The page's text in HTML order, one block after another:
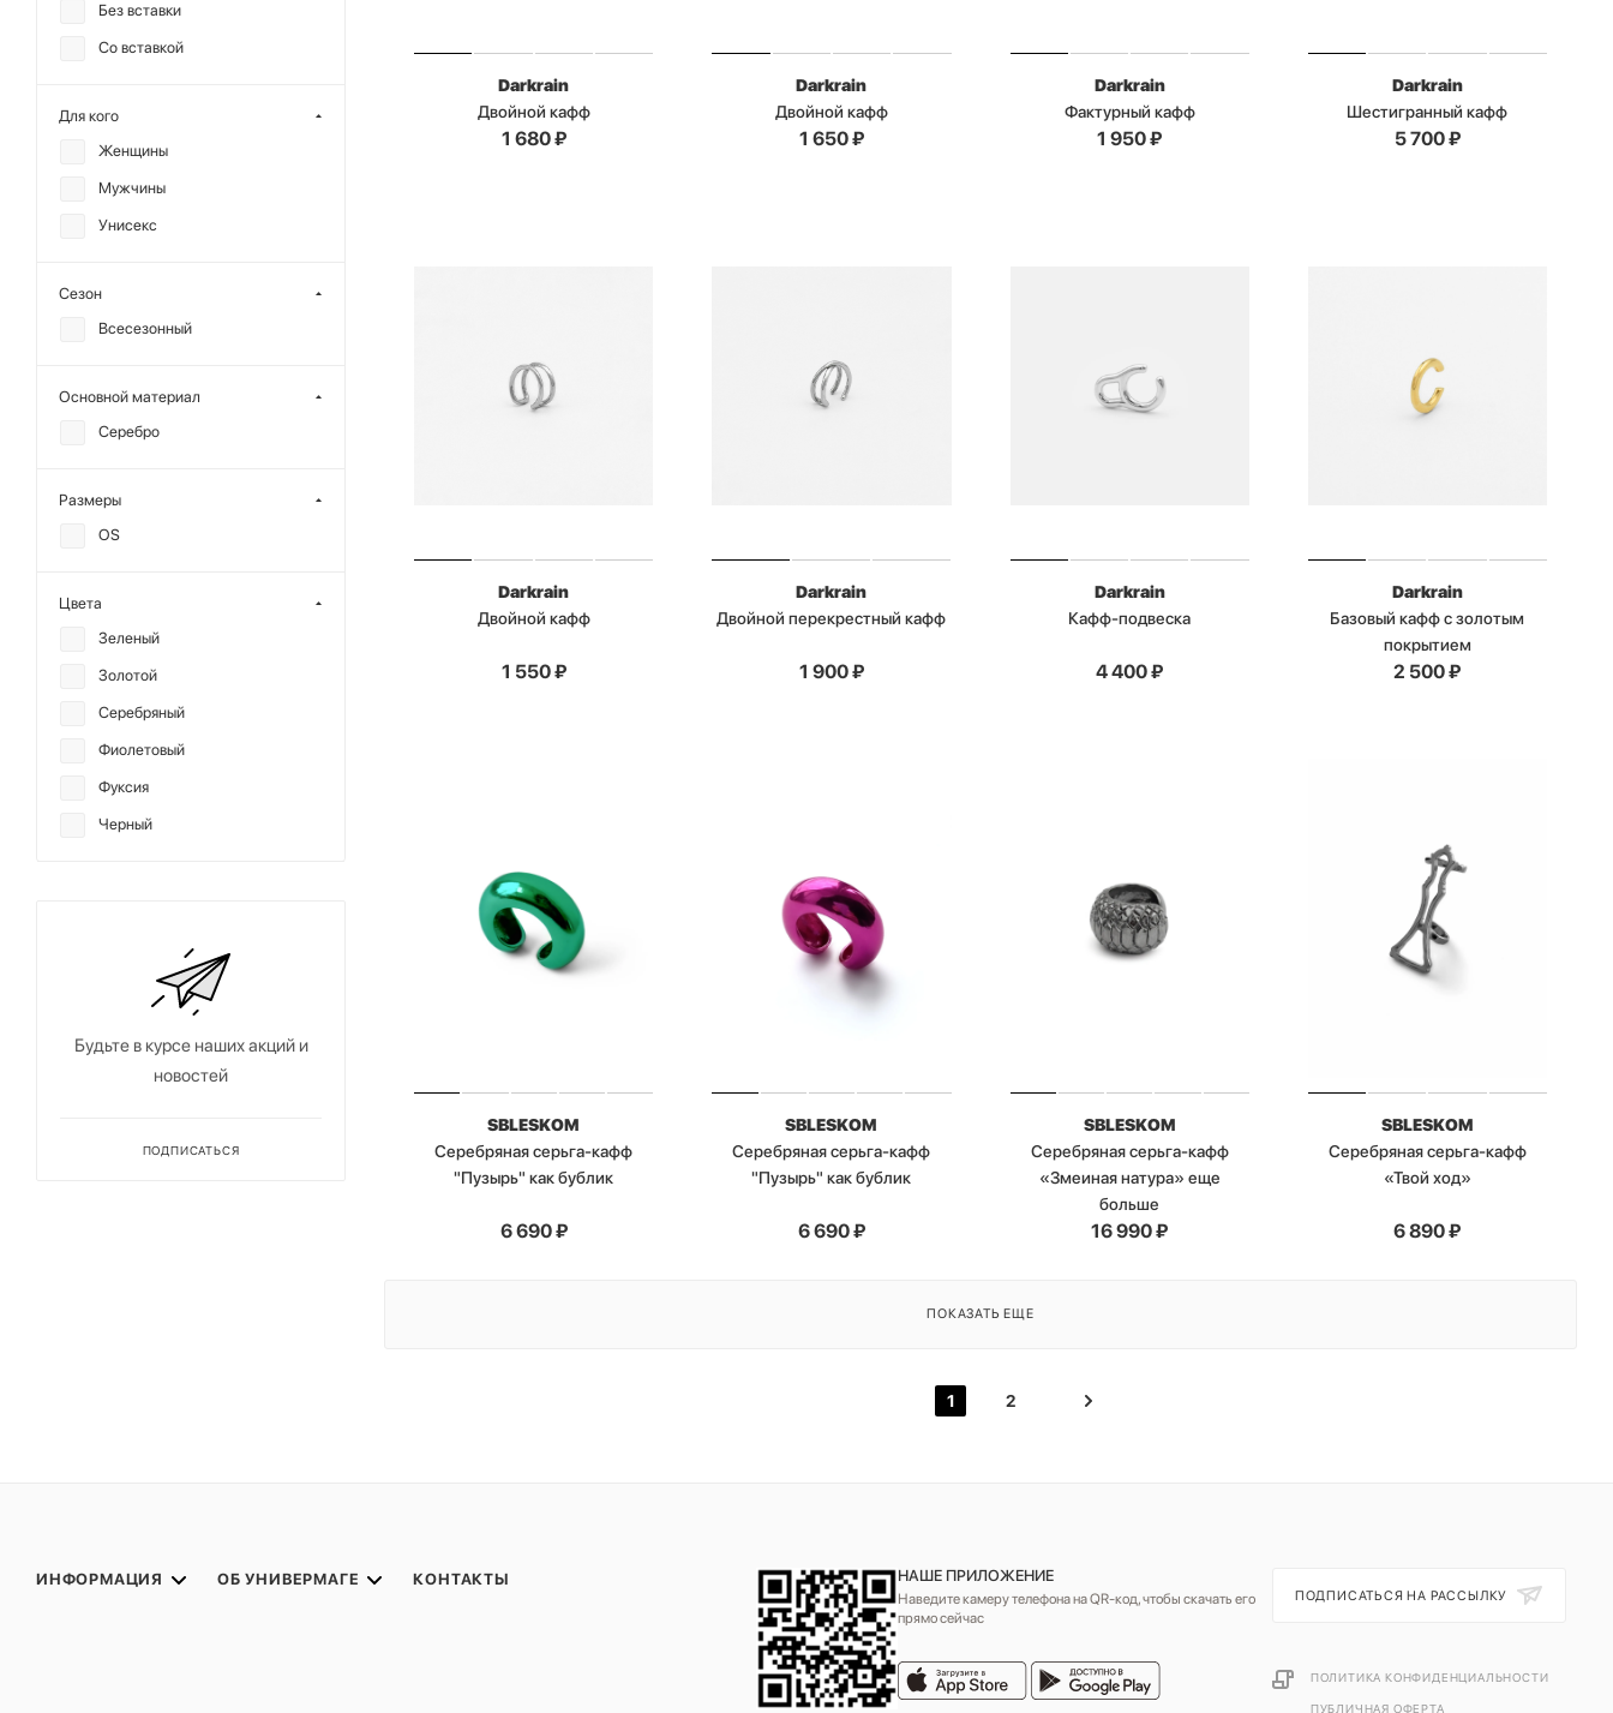
Darkrain
Двойной кафф
1 680₽
Darkrain
Двойной кафф
1 650₽
Darkrain
Фактурный кафф
1 950₽
Darkrain
Шестигранный кафф
5 700₽
Darkrain
Двойной кафф
1 550₽
Darkrain
Двойной перекрестный кафф
1 900₽
Darkrain
Кафф-подвеска
4 400₽
Darkrain
Базовый кафф с золотым
покрытием
2 500₽
SBLESKOM
Серебряная серьга-кафф
"Пузырь" как бублик
6 690₽
SBLESKOM
Серебряная серьга-кафф
"Пузырь" как бублик
6 690₽
SBLESKOM
Серебряная серьга-кафф
«Змеиная натура» еще
больше
16 990₽
SBLESKOM
Серебряная серьга-кафф
«Твой ход»
6 890₽
ПОКАЗАТЬ ЕЩЕ
1 2
Без вставки
Со вставкой
Для кого
Женщины
Мужчины
Унисекс
Сезон
Всесезонный
Основной материал
Серебро
Размеры
OS
Цвета
Зеленый
Золотой
Серебряный
Фиолетовый
Фуксия
Черный
Будьте в курсе наших акций и
новостей
ПОДПИСАТЬСЯ
ИНФОРМАЦИЯ ОБ УНИВЕРМАГЕ КОНТАКТЫ НАШЕ ПРИЛОЖЕНИЕ
Наведите камеру телефона на QR-код, чтобы скачать его
прямо сейчас
ПОДПИСАТЬСЯ НА РАССЫЛКУ
ПОЛИТИКА КОНФИДЕНЦИАЛЬНОСТИ
ПУБЛИЧНАЯ ОФЕРТА